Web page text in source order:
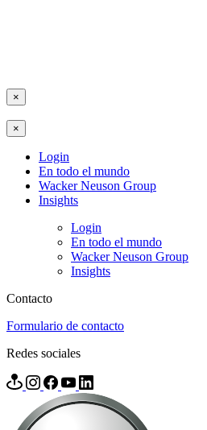
×
×
Login
En todo el mundo
Wacker Neuson Group
Insights
Login
En todo el mundo
Wacker Neuson Group
Insights
Contacto
Formulario de contacto
Redes sociales